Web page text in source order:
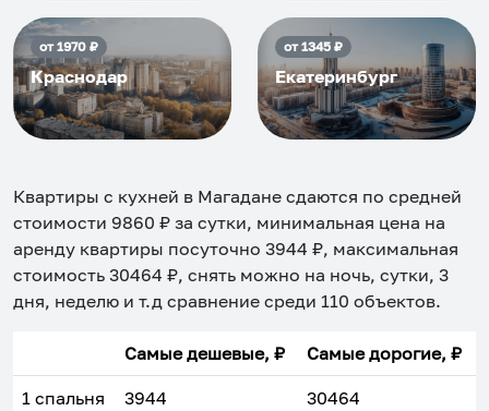
от1970₽
Краснодар
от1345₽
Екатеринбург
Квартиры с кухней в Магадане сдаются по средней
стоимости 9860 ₽ за сутки, минимальная цена на
аренду квартиры посуточно 3944 ₽, максимальная
стоимость 30464 ₽, снять можно на ночь, сутки, 3
дня, неделю и т.д сравнение среди 110 объектов.
Самые дешевые, ₽ Самые дорогие, ₽
1 спальня 3944 30464